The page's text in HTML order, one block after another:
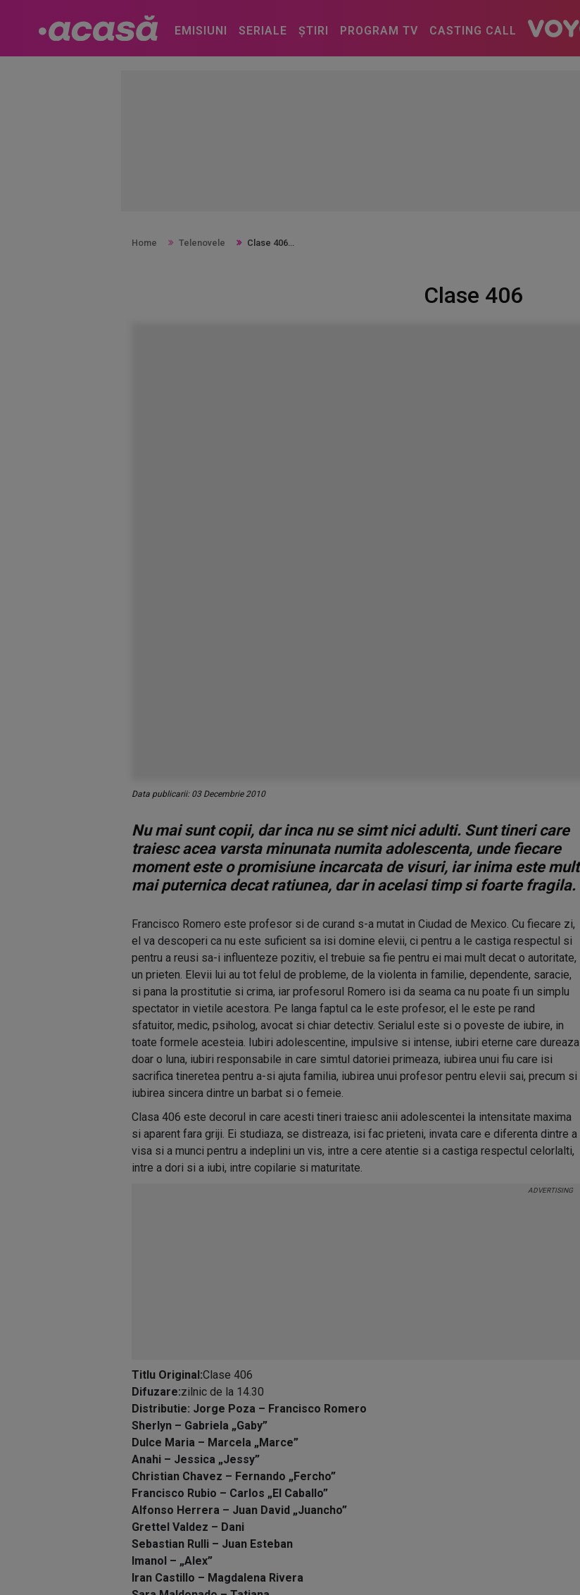
EMISIUNI SERIALE ȘTIRI PROGRAM TV CASTING CALL
Home Telenovele Clase 406
Clase 406
Data publicarii: 03 Decembrie 2010
Nu mai sunt copii, dar inca nu se simt nici adulti. Sunt tineri care
traiesc acea varsta minunata numita adolescenta, unde fiecare
moment este o promisiune incarcata de visuri, iar inima este mult
mai puternica decat ratiunea, dar in acelasi timp si foarte fragila.
Francisco Romero este profesor si de curand s-a mutat in Ciudad de Mexico. Cu fiecare zi,
el va descoperi ca nu este suficient sa isi domine elevii, ci pentru a le castiga respectul si
pentru a reusi sa-i influenteze pozitiv, el trebuie sa fie pentru ei mai mult decat o autoritate,
un prieten. Elevii lui au tot felul de probleme, de la violenta in familie, dependente, saracie,
si pana la prostitutie si crima, iar profesorul Romero isi da seama ca nu poate fi un simplu
spectator in vietile acestora. Pe langa faptul ca le este profesor, el le este pe rand
sfatuitor, medic, psiholog, avocat si chiar detectiv. Serialul este si o poveste de iubire, in
toate formele acesteia. Iubiri adolescentine, impulsive si intense, iubiri eterne care dureaza
doar o luna, iubiri responsabile in care simtul datoriei primeaza, iubirea unui fiu care isi
sacrifica tineretea pentru a-si ajuta familia, iubirea unui profesor pentru elevii sai, precum si
iubirea sincera dintre un barbat si o femeie.
Clasa 406 este decorul in care acesti tineri traiesc anii adolescentei la intensitate maxima
si aparent fara griji. Ei studiaza, se distreaza, isi fac prieteni, invata care e diferenta dintre a
visa si a munci pentru a indeplini un vis, intre a cere atentie si a castiga respectul celorlalti,
intre a dori si a iubi, intre copilarie si maturitate.
Titlu Original:Clase 406
Difuzare:zilnic de la 14.30
Distributie: Jorge Poza – Francisco Romero
Sherlyn – Gabriela „Gaby”
Dulce Maria – Marcela „Marce”
Anahi – Jessica „Jessy”
Christian Chavez – Fernando „Fercho”
Francisco Rubio – Carlos „El Caballo”
Alfonso Herrera – Juan David „Juancho”
Grettel Valdez – Dani
Sebastian Rulli – Juan Esteban
Imanol – „Alex”
Iran Castillo – Magdalena Rivera